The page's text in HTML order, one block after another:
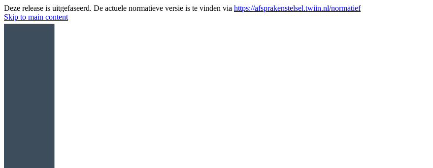
Deze release is uitgefaseerd. De actuele normatieve versie is te vinden via https://afsprakenstelsel.twiin.nl/normatief
Skip to main content